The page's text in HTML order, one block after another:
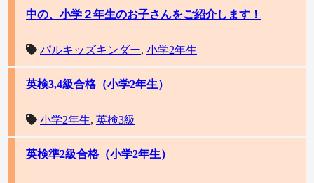
中の、小学２年生のお子さんをご紹介します！
パルキッズキンダー, 小学2年生
英検3,4級合格（小学2年生）
小学2年生, 英検3級
英検準2級合格（小学2年生）